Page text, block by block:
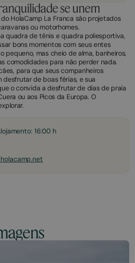
se unem
HolaCamp La Franca são projetados
ou motorhomes.
quadra de tênis e quadra poliesportiva,
bons momentos com seus entes
pequeno, mas cheio de alma, banheiros,
comodidades para não perder nada.
para que seus companheiros
de boas férias, e sua
o convida a desfrutar de dias de praia
ou aos Picos da Europa. O
16:00 h